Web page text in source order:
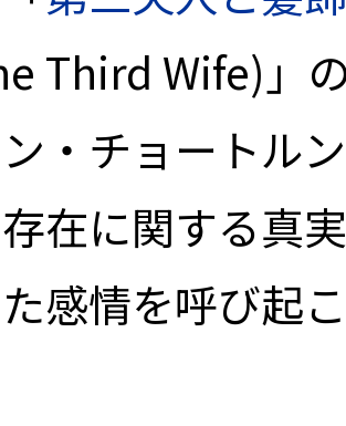
Third Wife)」
・チョートル
在に関する真
感情を呼び起